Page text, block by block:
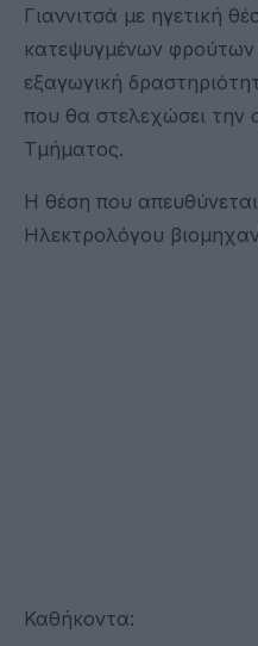
Γιαννιτσά με ηγετική
κατεψυγμένων φρούτων
εξαγωγική
που θα στελεχώσει την
Τμήματος.
Η θέση που
Ηλεκτρολόγου
Καθήκοντα: